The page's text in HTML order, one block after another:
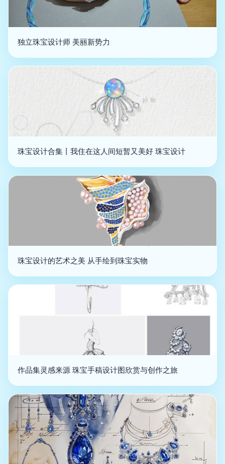
独立珠宝设计师 美丽新势力
珠宝设计合集丨我住在这人间短暂又美好 珠宝设计
珠宝设计的艺术之美 从手绘到珠宝实物
作品集灵感来源 珠宝手稿设计图欣赏与创作之旅